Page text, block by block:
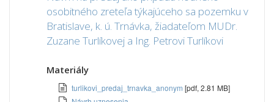
osobitného zreteľa týkajúceho sa pozemku v
Bratislave, k. ú. Trnávka, žiadateľom MUDr.
Zuzane Turlíkovej a Ing. Petrovi Turlíkovi
Materiály
turlikovi_predaj_trnavka_anonym [pdf, 2.81 MB]